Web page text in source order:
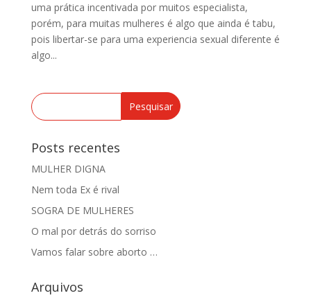
uma prática incentivada por muitos especialista,
porém, para muitas mulheres é algo que ainda é tabu,
pois libertar-se para uma experiencia sexual diferente é
algo...
Posts recentes
MULHER DIGNA
Nem toda Ex é rival
SOGRA DE MULHERES
O mal por detrás do sorriso
Vamos falar sobre aborto …
Arquivos